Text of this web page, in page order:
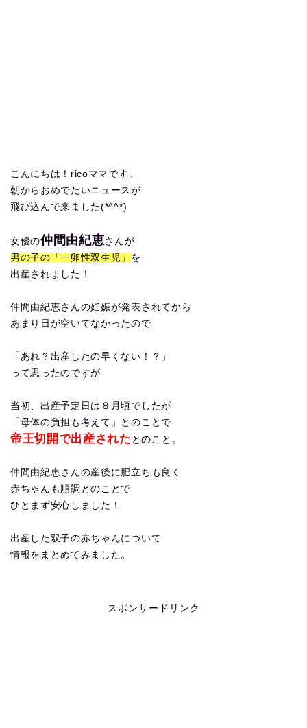
こんにちは！ricoママです。
朝からおめでたいニュースが
飛び込んで来ました(*^^*)
女優の仲間由紀恵さんが
男の子の「一卵性双生児」 を
出産されました！
仲間由紀恵さんの妊娠が発表されてから
あまり日が空いてなかったので
「あれ？出産したの早くない！？」
って思ったのですが
当初、出産予定日は８月頃でしたが
「母体の負担も考えて」とのことで
帝王切開で出産された とのこと。
仲間由紀恵さんの産後に肥立ちも良く
赤ちゃんも順調とのことで
ひとまず安心しました！
出産した双子の赤ちゃんについて
情報をまとめてみました。
スポンサードリンク